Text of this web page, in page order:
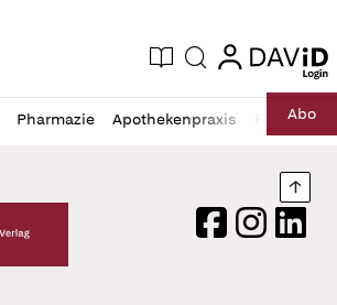
Zeitung
Aktuelle Ausgabe
Suche login
login
Pharmazie Apothekenpraxis RechtAbo
Verlag Logo
FacebookInstagram